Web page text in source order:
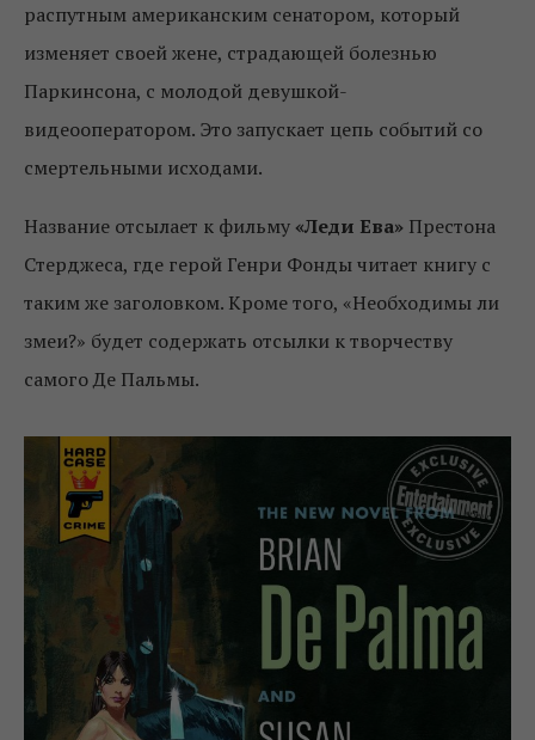
распутным американским сенатором, который
изменяет своей жене, страдающей болезнью
Паркинсона, с молодой девушкой-
видеооператором. Это запускает цепь событий со
смертельными исходами.
Название отсылает к фильму «Леди Ева» Престона
Стерджеса, где герой Генри Фонды читает книгу с
таким же заголовком. Кроме того, «Необходимы ли
змеи?» будет содержать отсылки к творчеству
самого Де Пальмы.